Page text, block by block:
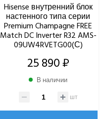
Hisense внутренний блок
настенного типа серии
Premium Champagne FREE
Match DC Inverter R32 AMS-
09UW4RVETG00(С)
25 890 ₽
В наличии
шт